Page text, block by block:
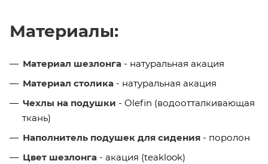
Материалы:
Материал шезлонга - натуральная акация
Материал столика - натуральная акация
Чехлы на подушки - Olefin (водоотталкивающая
ткань)
Наполнитель подушек для сидения - поролон
Цвет шезлонга - акация (teaklook)